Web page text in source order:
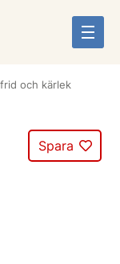
och kärlek
Spara